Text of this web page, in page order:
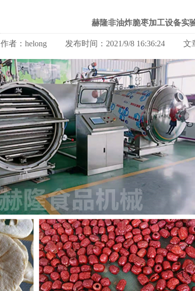
赫隆非油炸脆枣加工设备实
作者：helong 发布时间：2021/9/8 16:36:24